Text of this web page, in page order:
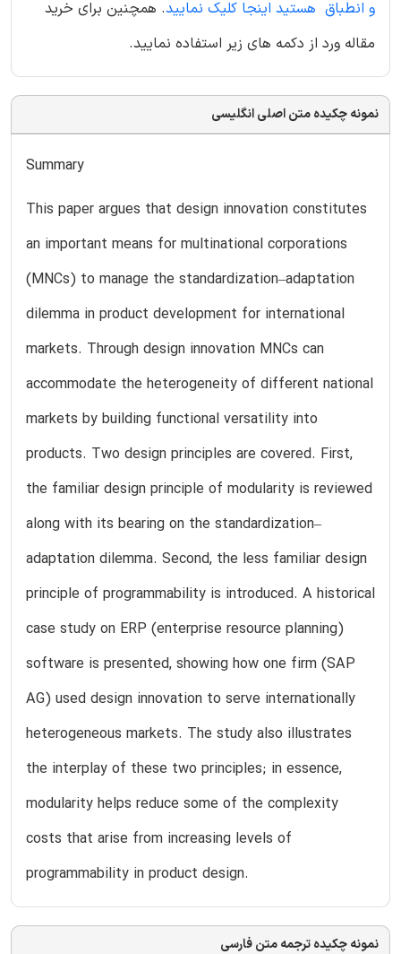
و انطباق هستید اینجا کلیک نمایید. همچنین برای خرید
مقاله ورد از دکمه های زیر استفاده نمایید.
نمونه چکیده متن اصلی انگلیسی
Summary
This paper argues that design innovation constitutes
an important means for multinational corporations
(MNCs) to manage the standardization–adaptation
dilemma in product development for international
markets. Through design innovation MNCs can
accommodate the heterogeneity of different national
markets by building functional versatility into
products. Two design principles are covered. First,
the familiar design principle of modularity is reviewed
along with its bearing on the standardization–
adaptation dilemma. Second, the less familiar design
principle of programmability is introduced. A historical
case study on ERP (enterprise resource planning)
software is presented, showing how one firm (SAP
AG) used design innovation to serve internationally
heterogeneous markets. The study also illustrates
the interplay of these two principles; in essence,
modularity helps reduce some of the complexity
costs that arise from increasing levels of
programmability in product design.
نمونه چکیده ترجمه متن فارسی